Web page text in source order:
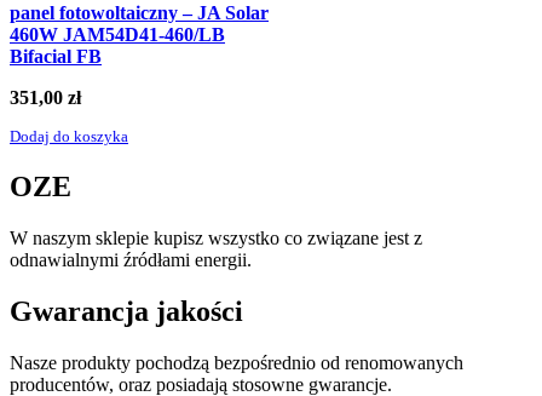
panel fotowoltaiczny – JA Solar
460W JAM54D41-460/LB
Bifacial FB
351,00 zł
Dodaj do koszyka
OZE
W naszym sklepie kupisz wszystko co związane jest z
odnawialnymi źródłami energii.
Gwarancja jakości
Nasze produkty pochodzą bezpośrednio od renomowanych
producentów, oraz posiadają stosowne gwarancje.